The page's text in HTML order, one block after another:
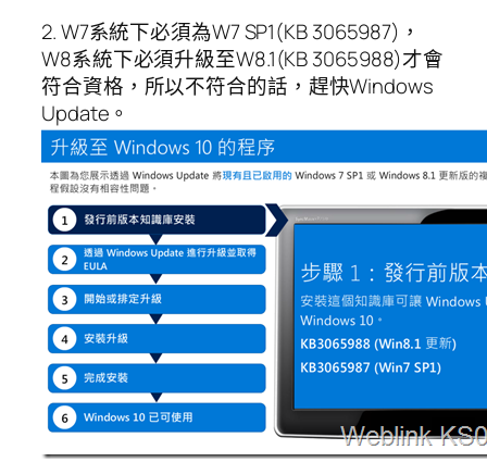
2. W7系統下必須為W7 SP1(KB 3065987)，
W8系統下必須升級至W8.1(KB 3065988)才會
符合資格，所以不符合的話，趕快Windows
Update。